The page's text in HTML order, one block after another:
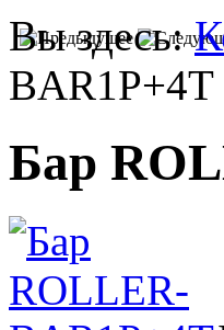
Вы здесь:
BAR1P+4T
Бар